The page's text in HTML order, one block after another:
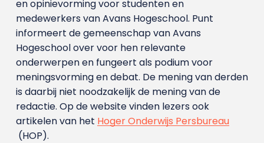
en opinievorming voor studenten en
medewerkers van Avans Hoge­school. Punt
informeert de gemeenschap van Avans
Hogeschool over voor hen relevante
onderwerpen en fungeert als podium voor
meningsvorming en debat. De mening van derden
is daarbij niet noodzakelijk de mening van de
redactie. Op de website vinden lezers ook
artikelen van het Hoger Onderwijs Persbureau
(HOP).